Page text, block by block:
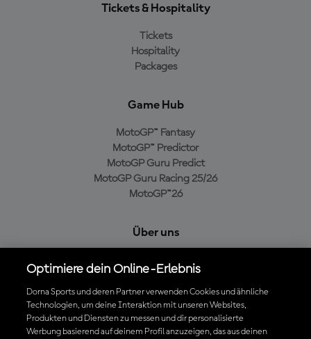
Tickets & Hospitality
Tickets
Hospitality
Packages
Game Hub
MotoGP™ Fantasy
MotoGP™ Predictor
MotoGP Guru Predict
MotoGP Guru Racing 25/26
MotoGP™26
Über uns
Cookie-Richtlinien
Geschäftsbedingungen
Datenschutzrichtlinien
Kaufrichtlinie
Optimiere dein Online-Erlebnis
Dorna Sports und deren Partner verwenden Cookies und ähnliche
Technologien, um deine Interaktion mit unseren Websites,
Produkten und Diensten zu messen und dir personalisierte
Werbung basierend auf deinem Profil anzuzeigen, das aus deinen